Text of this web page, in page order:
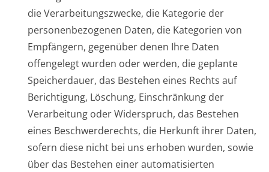
die Verarbeitungszwecke, die Kategorie der
personenbezogenen Daten, die Kategorien von
Empfängern, gegenüber denen Ihre Daten
offengelegt wurden oder werden, die geplante
Speicherdauer, das Bestehen eines Rechts auf
Berichtigung, Löschung, Einschränkung der
Verarbeitung oder Widerspruch, das Bestehen
eines Beschwerderechts, die Herkunft ihrer Daten,
sofern diese nicht bei uns erhoben wurden, sowie
über das Bestehen einer automatisierten